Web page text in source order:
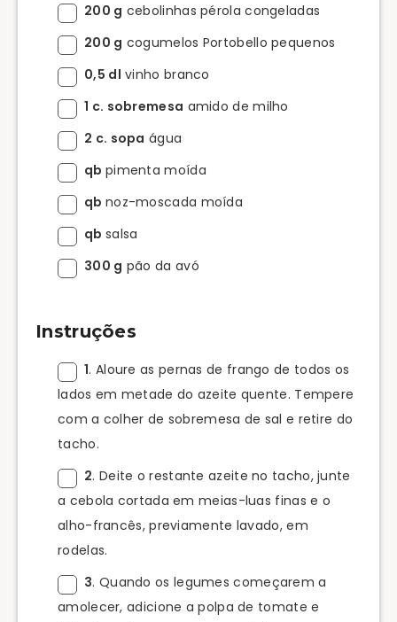
200 g cebolinhas pérola congeladas
200 g cogumelos Portobello pequenos
0,5 dl vinho branco
1 c. sobremesa amido de milho
2 c. sopa água
qb pimenta moída
qb noz-moscada moída
qb salsa
300 g pão da avó
Instruções
1. Aloure as pernas de frango de todos os
lados em metade do azeite quente. Tempere
com a colher de sobremesa de sal e retire do
tacho.
2. Deite o restante azeite no tacho, junte
a cebola cortada em meias-luas finas e o
alho-francês, previamente lavado, em
rodelas.
3. Quando os legumes começarem a
amolecer, adicione a polpa de tomate e